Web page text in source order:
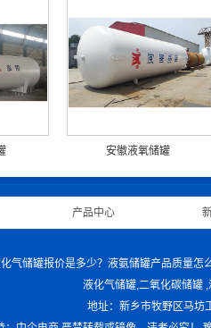
安徽液氧储罐
产品中心
储罐报价是多少？液氨储罐产品质量
液化气储罐,二氧化碳储罐 ,
地址：新乡市牧野区马